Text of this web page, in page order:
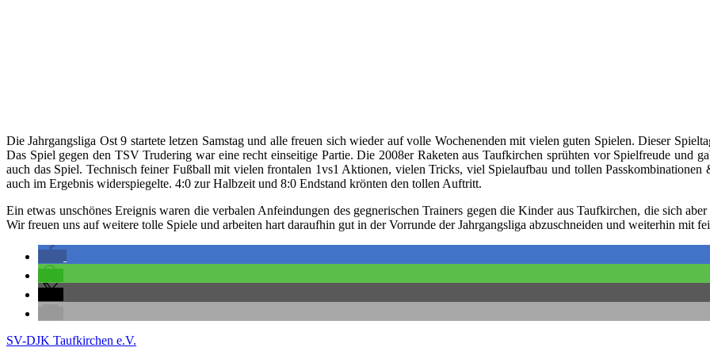
Die Jahrgangsliga Ost 9 startete letzen Samstag und alle freuen sich wieder auf volle Wochenenden mit vielen guten Spielen. Dieser
Das Spiel gegen den TSV Trudering war eine recht einseitige Partie. Die 2008er Raketen aus Taufkirchen sprühten vor Spielfreude und
auch das Spiel. Technisch feiner Fußball mit vielen frontalen 1vs1 Aktionen, vielen Tricks, viel Spielaufbau und tollen Passkombinationen
auch im Ergebnis widerspiegelte. 4:0 zur Halbzeit und 8:0 Endstand krönten den tollen Auftritt.
Ein etwas unschönes Ereignis waren die verbalen Anfeindungen des gegnerischen Trainers gegen die Kinder aus Taufkirchen, die sich
Wir freuen uns auf weitere tolle Spiele und arbeiten hart daraufhin gut in der Vorrunde der Jahrgangsliga abzuschneiden und weiterhin mit
SV-DJK Taufkirchen e.V.